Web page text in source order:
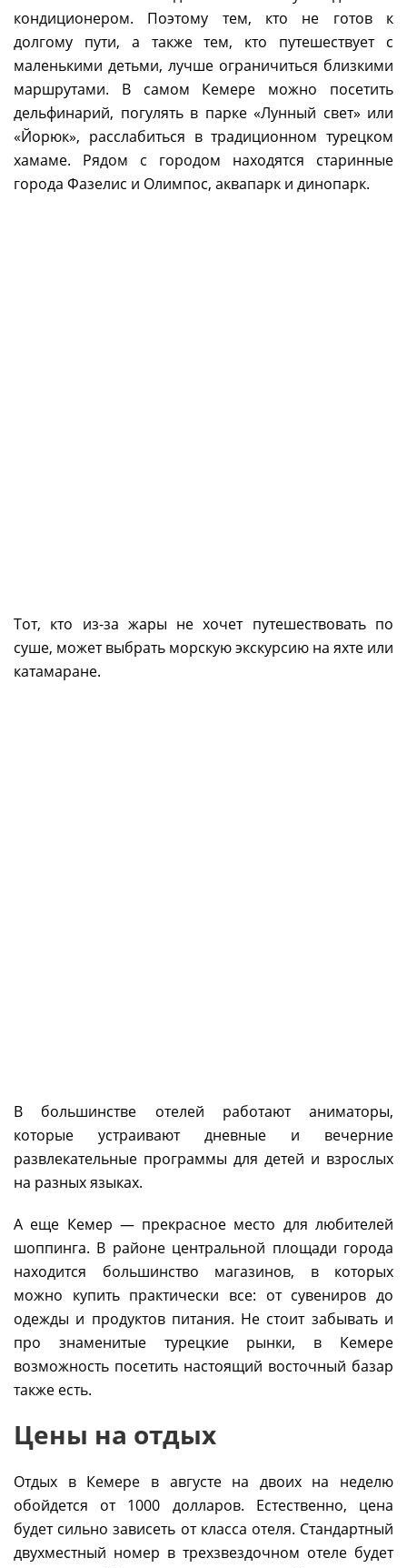
кондиционером. Поэтому тем, кто не готов к
долгому пути, а также тем, кто путешествует с
маленькими детьми, лучше ограничиться близкими
маршрутами. В самом Кемере можно посетить
дельфинарий, погулять в парке «Лунный свет» или
«Йорюк», расслабиться в традиционном турецком
хамаме. Рядом с городом находятся старинные
города Фазелис и Олимпос, аквапарк и динопарк.
Тот, кто из-за жары не хочет путешествовать по
суше, может выбрать морскую экскурсию на яхте или
катамаране.
В большинстве отелей работают аниматоры,
которые устраивают дневные и вечерние
развлекательные программы для детей и взрослых
на разных языках.
А еще Кемер — прекрасное место для любителей
шоппинга. В районе центральной площади города
находится большинство магазинов, в которых
можно купить практически все: от сувениров до
одежды и продуктов питания. Не стоит забывать и
про знаменитые турецкие рынки, в Кемере
возможность посетить настоящий восточный базар
также есть.
Цены на отдых
Отдых в Кемере в августе на двоих на неделю
обойдется от 1000 долларов. Естественно, цена
будет сильно зависеть от класса отеля. Стандартный
двухместный номер в трехзвездочном отеле будет